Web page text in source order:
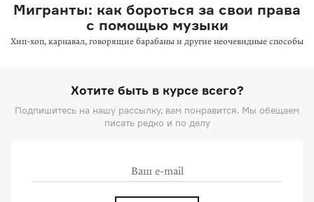
Мигранты: как бороться за свои права
с помощью музыки
Хип-хоп, карнавал, говорящие барабаны и другие неочевидные способы
Хотите быть в курсе всего?
Подпишитесь на нашу рассылку, вам понравится. Мы обещаем
писать редко и по делу